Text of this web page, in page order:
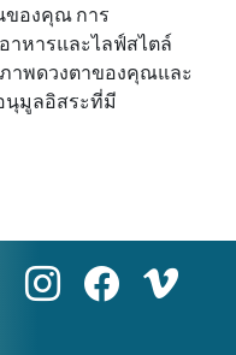
ของคุณ การ
าหารและไลฟ์สไตล์
พดวงตาของคุณและ
นุมูลอิสระที่มี